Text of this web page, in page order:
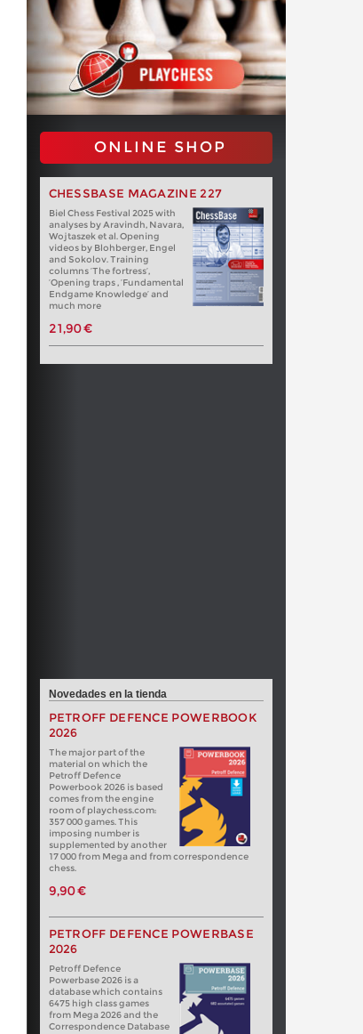
ONLINE SHOP
CHESSBASE MAGAZINE 227
Biel Chess Festival 2025 with
analyses by Aravindh, Navara,
Wojtaszek et al. Opening
videos by Blohberger, Engel
and Sokolov. Training
columns ‘The fortress’,
‘Opening traps , ‘Fundamental
Endgame Knowledge’ and
much more
21,90 €
Novedades en la tienda
PETROFF DEFENCE POWERBOOK
2026
The major part of the
material on which the
Petroff Defence
Powerbook 2026 is based
comes from the engine
room of playchess.com:
357 000 games. This
imposing number is
supplemented by another
17 000 from Mega and from correspondence
chess.
9,90 €
PETROFF DEFENCE POWERBASE
2026
Petroff Defence
Powerbase 2026 is a
database which contains
6475 high class games
from Mega 2026 and the
Correspondence Database